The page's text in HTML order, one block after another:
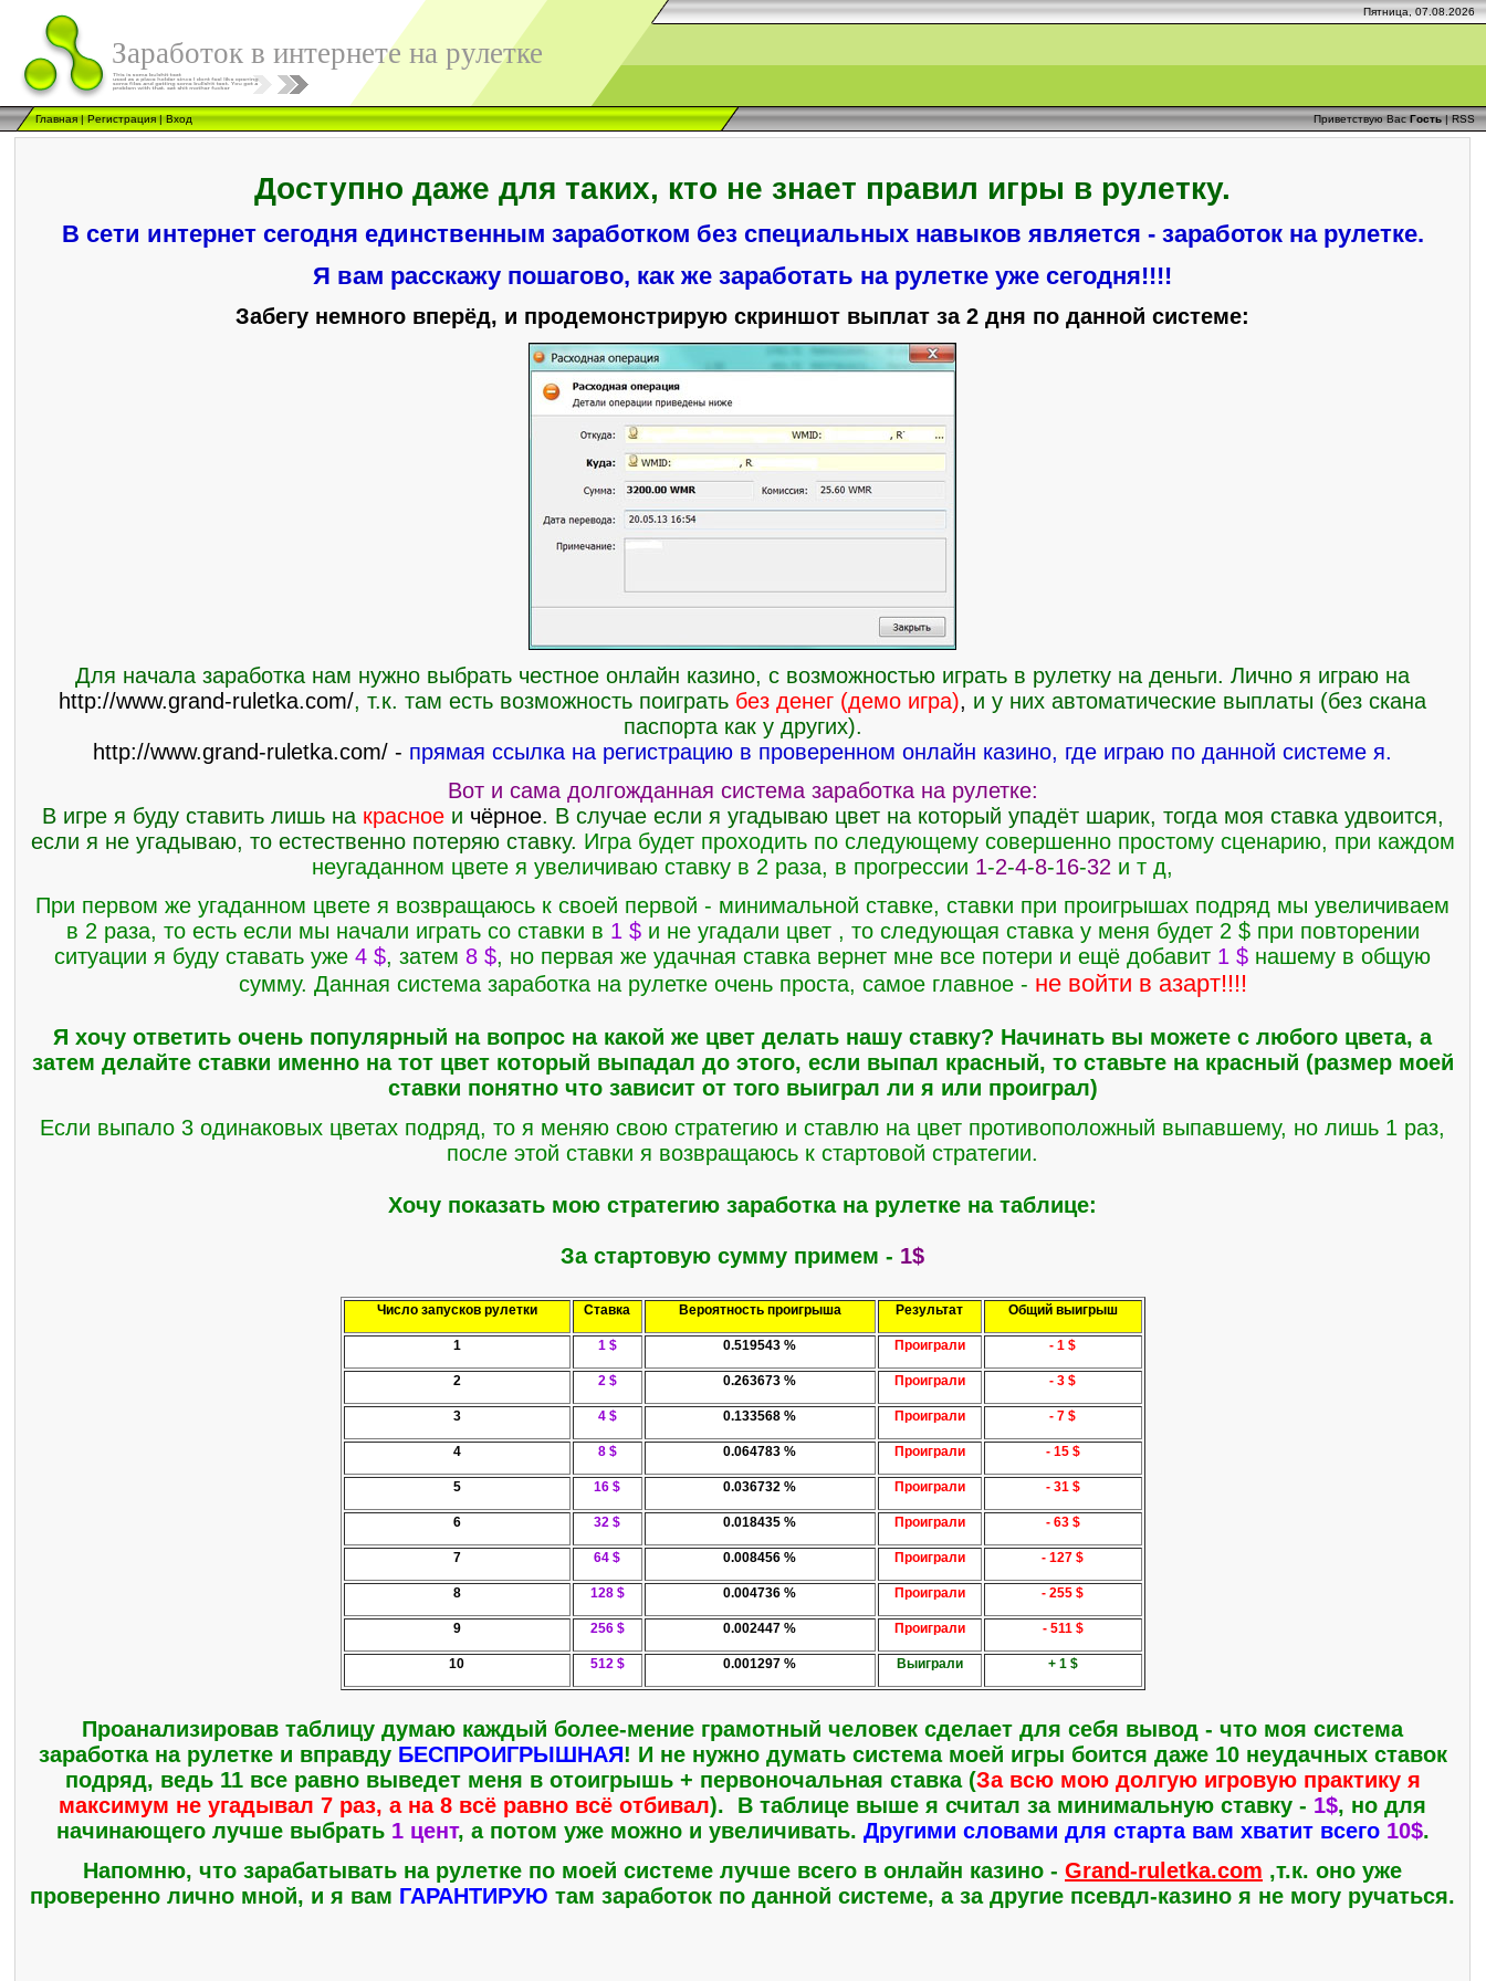
Пятница, 07.08.2026
Заработок в интернете на рулетке
Главная|Регистрация|Вход Приветствую Вас Гость|RSS
Доступно даже для таких, кто не знает правил игры в рулетку.
В сети интернет сегодня единственным заработком без специальных навыков является - заработок на рулетке.
Я вам расскажу пошагово, как же заработать на рулетке уже сегодня!!!!
Забегу немного вперёд, и продемонстрирую скриншот выплат за 2 дня по данной системе:
Для начала заработка нам нужно выбрать честное онлайн казино, с возможностью играть в рулетку на деньги. Лично я играю на
http://www.grand-ruletka.com/, т.к. там есть возможность поиграть без денег (демо игра), и у них автоматические выплаты (без скана
паспорта как у других).
http://www.grand-ruletka.com/ - прямая ссылка на регистрацию в проверенном онлайн казино, где играю по данной системе я.
Вот и сама долгожданная система заработка на рулетке:
В игре я буду ставить лишь на красноеи чёрное. В случае если я угадываю цвет на который упадёт шарик, тогда моя ставка удвоится,
если я не угадываю, то естественно потеряю ставку. Игра будет проходить по следующему совершенно простому сценарию, при каждом
неугаданном цвете я увеличиваю ставку в 2 раза, в прогрессии 1-2-4-8-16-32 и т д,
При первом же угаданном цвете я возвращаюсь к своей первой - минимальной ставке, ставки при проигрышах подряд мы увеличиваем
в 2 раза, то есть если мы начали играть со ставки в 1 $и не угадали цвет , то следующая ставка у меня будет 2 $ при повторении
ситуации я буду ставать уже 4 $, затем 8 $, но первая же удачная ставка вернет мне все потери и ещё добавит 1 $ нашему в общую
сумму. Данная система заработка на рулетке очень проста, самое главное - не войти в азарт!!!!
Я хочу ответить очень популярный на вопрос на какой же цвет делать нашу ставку? Начинать вы можете с любого цвета, а
затем делайте ставки именно на тот цвет который выпадал до этого, если выпал красный, то ставьте на красный (размер моей
ставки понятно что зависит от того выиграл ли я или проиграл)
Если выпало 3 одинаковых цветах подряд, то я меняю свою стратегию и ставлю на цвет противоположный выпавшему, но лишь 1 раз,
после этой ставки я возвращаюсь к стартовой стратегии.
Хочу показать мою стратегию заработка на рулетке на таблице:
За стартовую сумму примем - 1$
Число запусков рулетки Ставка Вероятность проигрыша Результат Общий выигрыш
1 1 $ 0.519543 % Проиграли - 1 $
2 2 $ 0.263673 % Проиграли - 3 $
3 4 $ 0.133568 % Проиграли - 7 $
4 8 $ 0.064783 % Проиграли - 15 $
5 16 $ 0.036732 % Проиграли - 31 $
6 32 $ 0.018435 % Проиграли - 63 $
7 64 $ 0.008456 % Проиграли - 127 $
8 128 $ 0.004736 % Проиграли - 255 $
9 256 $ 0.002447 % Проиграли - 511 $
10 512 $ 0.001297 % Выиграли + 1 $
Проанализировав таблицу думаю каждый более-мение грамотный человек сделает для себя вывод - что моя система
заработка на рулетке и вправду БЕСПРОИГРЫШНАЯ! И не нужно думать система моей игры боится даже 10 неудачных ставок
подряд, ведь 11 все равно выведет меня в отоигрышь + первоночальная ставка (За всю мою долгую игровую практику я
максимум не угадывал 7 раз, а на 8 всё равно всё отбивал). В таблице выше я считал за минимальную ставку - 1$, но для
начинающего лучше выбрать 1 цент, а потом уже можно и увеличивать. Другими словами для старта вам хватит всего 10$.
Напомню, что зарабатывать на рулетке по моей системе лучше всего в онлайн казино - Grand-ruletka.com ,т.к. оно уже
проверенно лично мной, и я вам ГАРАНТИРУЮ там заработок по данной системе, а за другие псевдл-казино я не могу ручаться.